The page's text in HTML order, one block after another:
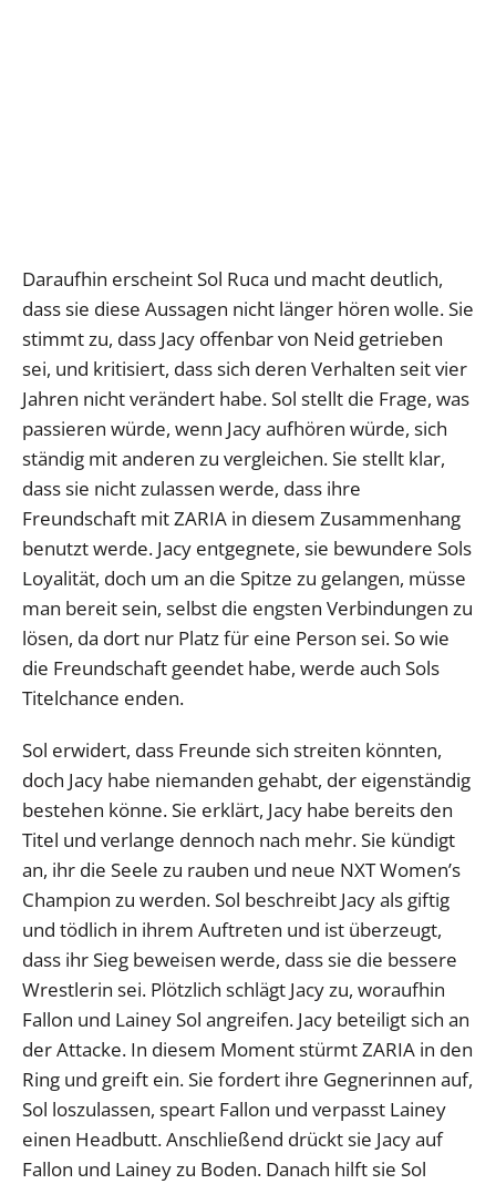
Daraufhin erscheint Sol Ruca und macht deutlich,
dass sie diese Aussagen nicht länger hören wolle. Sie
stimmt zu, dass Jacy offenbar von Neid getrieben
sei, und kritisiert, dass sich deren Verhalten seit vier
Jahren nicht verändert habe. Sol stellt die Frage, was
passieren würde, wenn Jacy aufhören würde, sich
ständig mit anderen zu vergleichen. Sie stellt klar,
dass sie nicht zulassen werde, dass ihre
Freundschaft mit ZARIA in diesem Zusammenhang
benutzt werde. Jacy entgegnete, sie bewundere Sols
Loyalität, doch um an die Spitze zu gelangen, müsse
man bereit sein, selbst die engsten Verbindungen zu
lösen, da dort nur Platz für eine Person sei. So wie
die Freundschaft geendet habe, werde auch Sols
Titelchance enden.
Sol erwidert, dass Freunde sich streiten könnten,
doch Jacy habe niemanden gehabt, der eigenständig
bestehen könne. Sie erklärt, Jacy habe bereits den
Titel und verlange dennoch nach mehr. Sie kündigt
an, ihr die Seele zu rauben und neue NXT Women’s
Champion zu werden. Sol beschreibt Jacy als giftig
und tödlich in ihrem Auftreten und ist überzeugt,
dass ihr Sieg beweisen werde, dass sie die bessere
Wrestlerin sei. Plötzlich schlägt Jacy zu, woraufhin
Fallon und Lainey Sol angreifen. Jacy beteiligt sich an
der Attacke. In diesem Moment stürmt ZARIA in den
Ring und greift ein. Sie fordert ihre Gegnerinnen auf,
Sol loszulassen, speart Fallon und verpasst Lainey
einen Headbutt. Anschließend drückt sie Jacy auf
Fallon und Lainey zu Boden. Danach hilft sie Sol